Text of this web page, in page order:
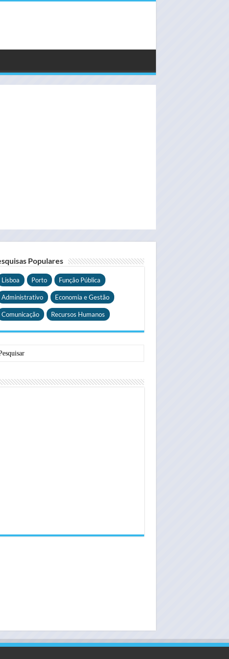
Populares
Lisboa Porto Função Pública
Administrativo Economia e Gestão
Comunicação Recursos Humanos